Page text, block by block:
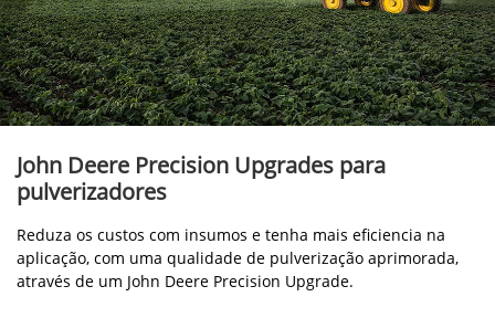
John Deere Precision Upgrades para
pulverizadores